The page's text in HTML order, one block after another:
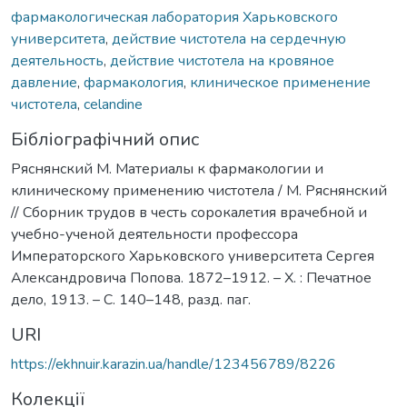
фармакологическая лаборатория Харьковского
университета, действие чистотела на сердечную
деятельность, действие чистотела на кровяное
давление, фармакология, клиническое применение
чистотела, celandine
Бібліографічний опис
Ряснянский М. Материалы к фармакологии и
клиническому применению чистотела / М. Ряснянский
// Сборник трудов в честь сорокалетия врачебной и
учебно-ученой деятельности профессора
Императорского Харьковского университета Сергея
Александровича Попова. 1872–1912. – Х. : Печатное
дело, 1913. – С. 140–148, разд. паг.
URI
https://ekhnuir.karazin.ua/handle/123456789/8226
Колекції